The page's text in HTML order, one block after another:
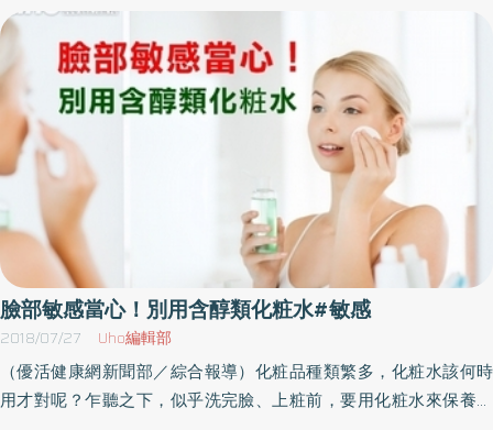
樣，吸收著身邊成人的情緒壓力。高需求小孩還會吸收火雞和馬鈴
薯泥的氣味混合著香水味和汗味、閃爍的燈光、刺耳的音樂、叮叮
噹噹的鈴聲，還有歌聲、咒罵聲和嘰嘰喳喳的聊天聲。幾分鐘之
內，他們就會被身體裡的感覺淹沒，有些乾脆身體一軟，癱在我們
腳邊啜泣，有些則是徹底解放、尖叫、哀嚎或者瘋狂奔跑。「我們
都知道不能一輩子躲避人群，」我對大家說，「所以，要怎麼幫助
孩子應對這件事呢？」教養案例：幫助孩子應對假期人潮的不同方
法麥克說：「我們家已經學會避開一些人群了。我發現，如果沒有
那些擁擠的人潮，孩子是可能成功度過一天的。去佛羅里達的時
候，我們計畫好一天去迪士尼，隔天就在游泳池或海灘放鬆。海灘
上雖然很多人，但空間開闊，所以不擁擠。只要我們能給孩子時間
休息，他的表現就很好，我也是。」妮可說：「我幫孩子避開人潮
的方式，是打電話給我阿姨，說：『妳得把地下室打掃一下，過節
的時候我才能把孩子們送到地下室去到處跑，避開其他人。』」其
他人聽她這麼說，都驚訝地張大了嘴巴。「妳打電話叫妳阿姨打掃
臉部敏感當心！別用含醇類化粧水#敏感
2018/07/27 Uho編輯部
（優活健康網新聞部／綜合報導）化粧品種類繁多，化粧水該何時
用才對呢？乍聽之下，似乎洗完臉、上粧前，要用化粧水來保養臉